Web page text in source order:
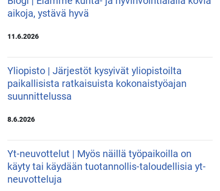
aikoja, ystävä hyvä
11.6.2026
Yliopisto | Järjestöt kysyivät yliopistoilta
paikallisista ratkaisuista kokonaistyöajan
suunnittelussa
8.6.2026
Yt-neuvottelut | Myös näillä työpaikoilla on
käyty tai käydään tuotannollis-taloudellisia yt-
neuvotteluja